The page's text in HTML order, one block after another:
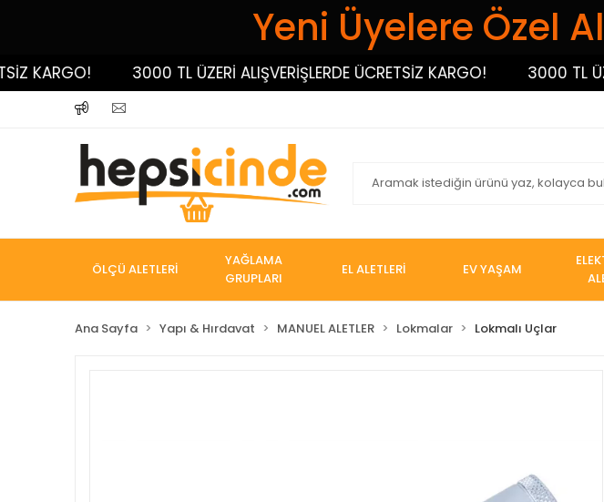
Yeni Üyelere Özel
3000 TL ÜZERİ ALIŞVERİŞLERDE ÜCRETSİZ KARGO! 3000 TL ÜZERİ
ÖLÇÜ ALETLERİ
YAĞLAMA
GRUPLARI
EL ALETLERİ EV YAŞAM
Ana Sayfa Yapı & Hırdavat MANUEL ALETLER Lokmalar Lokmalı Uçlar